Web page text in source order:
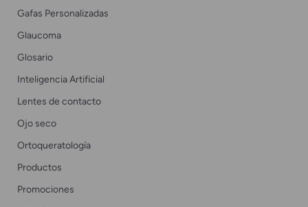
Gafas Personalizadas
Glaucoma
Glosario
Inteligencia Artificial
Lentes de contacto
Ojo seco
Ortoqueratología
Productos
Promociones